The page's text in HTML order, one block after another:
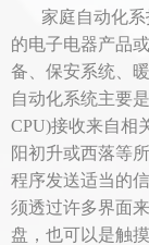
家庭自动化
的电子电器产品
备、保安系统、
自动化系统主要
CPU)接收来自相
阳初升或西落等
程序发送适当的
须透过许多界面
盘，也可以是触